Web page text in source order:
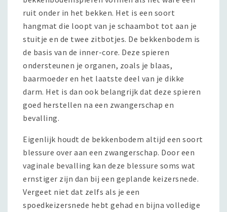
ruit onder in het bekken. Het is een soort
hangmat die loopt van je schaambot tot aan je
stuitje en de twee zitbotjes. De bekkenbodem is
de basis van de inner-core. Deze spieren
ondersteunen je organen, zoals je blaas,
baarmoeder en het laatste deel van je dikke
darm. Het is dan ook belangrijk dat deze spieren
goed herstellen na een zwangerschap en
bevalling.
Eigenlijk houdt de bekkenbodem altijd een soort
blessure over aan een zwangerschap. Door een
vaginale bevalling kan deze blessure soms wat
ernstiger zijn dan bij een geplande keizersnede.
Vergeet niet dat zelfs als je een
spoedkeizersnede hebt gehad en bijna volledige